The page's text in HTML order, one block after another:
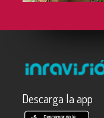
Descarga la app